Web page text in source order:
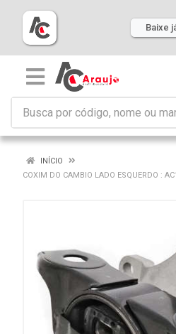
Baixe
INÍCIO
COXIM DO CAMBIO LADO ESQUERDO :